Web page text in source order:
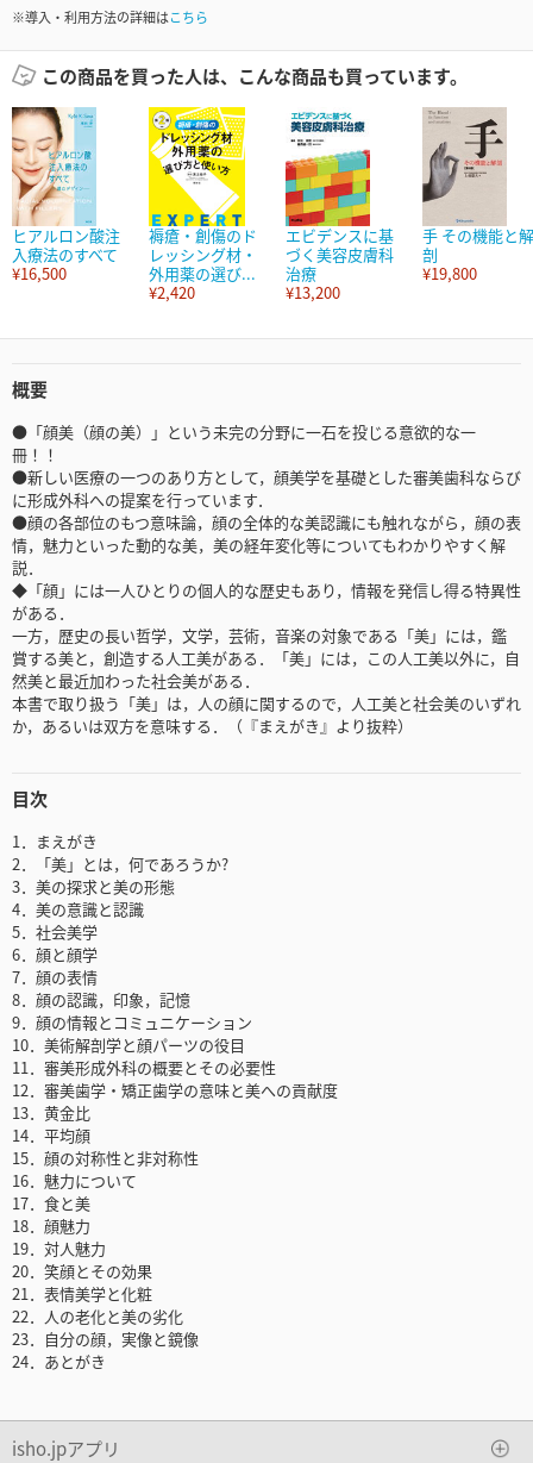
※導入・利用方法の詳細はこちら
この商品を買った人は、こんな商品も買っています。
ヒアルロン酸注
入療法のすべて
¥16,500
褥瘡・創傷のド
レッシング材・
外用薬の選び...
¥2,420
エビデンスに基
づく美容皮膚科
治療
¥13,200
手 その機能と解
剖
¥19,800
概要
●「顔美（顔の美）」という未完の分野に一石を投じる意欲的な一
冊！！
●新しい医療の一つのあり方として，顔美学を基礎とした審美歯科ならび
に形成外科への提案を行っています．
●顔の各部位のもつ意味論，顔の全体的な美認識にも触れながら，顔の表
情，魅力といった動的な美，美の経年変化等についてもわかりやすく解
説．
◆「顔」には一人ひとりの個人的な歴史もあり，情報を発信し得る特異性
がある．
一方，歴史の長い哲学，文学，芸術，音楽の対象である「美」には，鑑
賞する美と，創造する人工美がある．「美」には，この人工美以外に，自
然美と最近加わった社会美がある．
本書で取り扱う「美」は，人の顔に関するので，人工美と社会美のいずれ
か，あるいは双方を意味する．（『まえがき』より抜粋）
目次
1．まえがき
2．「美」とは，何であろうか?
3．美の探求と美の形態
4．美の意識と認識
5．社会美学
6．顔と顔学
7．顔の表情
8．顔の認識，印象，記憶
9．顔の情報とコミュニケーション
10．美術解剖学と顔パーツの役目
11．審美形成外科の概要とその必要性
12．審美歯学・矯正歯学の意味と美への貢献度
13．黄金比
14．平均顔
15．顔の対称性と非対称性
16．魅力について
17．食と美
18．顔魅力
19．対人魅力
20．笑顔とその効果
21．表情美学と化粧
22．人の老化と美の劣化
23．自分の顔，実像と鏡像
24．あとがき
isho.jpアプリ